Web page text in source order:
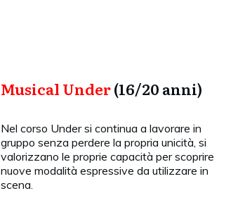
Musical Under(16/20 anni)
Nel corso Under si continua a lavorare in
gruppo senza perdere la propria unicità, si
valorizzano le proprie capacità per scoprire
nuove modalità espressive da utilizzare in
scena.